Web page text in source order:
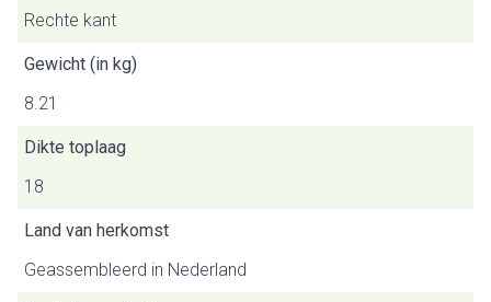
Rechte kant
Gewicht (in kg)
8.21
Dikte toplaag
18
Land van herkomst
Geassembleerd in Nederland